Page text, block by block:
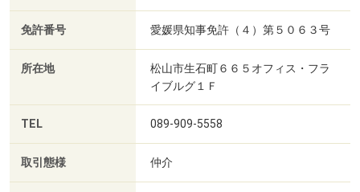
免許番号 愛媛県知事免許（４）第５０６３号
所在地
松山市生石町６６５オフィス・フラ
イブルグ１Ｆ
TEL 089-909-5558
取引態様 仲介